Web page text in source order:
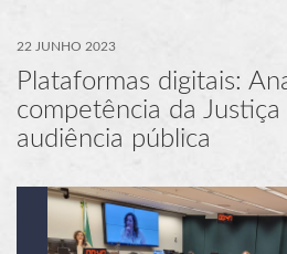
22 JUNHO 2023
Plataformas digitais:
competência da
audiência pública